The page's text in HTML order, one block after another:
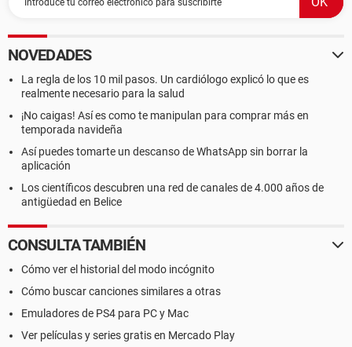
NOVEDADES
La regla de los 10 mil pasos. Un cardiólogo explicó lo que es
realmente necesario para la salud
¡No caigas! Así es como te manipulan para comprar más en
temporada navideña
Así puedes tomarte un descanso de WhatsApp sin borrar la
aplicación
Los científicos descubren una red de canales de 4.000 años de
antigüedad en Belice
CONSULTA TAMBIÉN
Cómo ver el historial del modo incógnito
Cómo buscar canciones similares a otras
Emuladores de PS4 para PC y Mac
Ver películas y series gratis en Mercado Play